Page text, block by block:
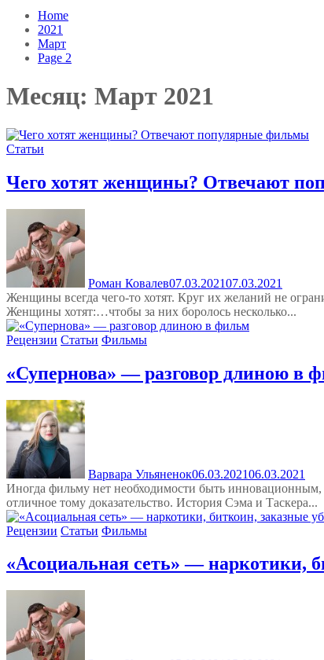
Home
2021
Март
Page 2
Месяц: Март 2021
Статьи
Чего хотят женщины? Отвечают
Роман Ковалев07.03.202107.03.2021
Женщины всегда чего-то хотят. Круг их желаний не
Женщины хотят:…чтобы за них боролось несколько...
Рецензии Статьи Фильмы
«Супернова» — разговор длиною в
Варвара Ульяненок06.03.202106.03.2021
Иногда фильму нет необходимости быть
отличное тому доказательство. История Сэма и Таскера...
Рецензии Статьи Фильмы
«Асоциальная сеть» — наркотики,